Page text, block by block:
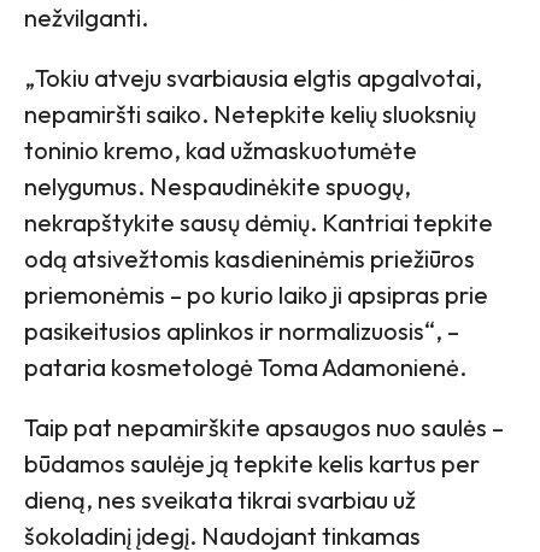
nežvilganti.
„Tokiu atveju svarbiausia elgtis apgalvotai,
nepamiršti saiko. Netepkite kelių sluoksnių
toninio kremo, kad užmaskuotumėte
nelygumus. Nespaudinėkite spuogų,
nekrapštykite sausų dėmių. Kantriai tepkite
odą atsivežtomis kasdieninėmis priežiūros
priemonėmis – po kurio laiko ji apsipras prie
pasikeitusios aplinkos ir normalizuosis“, –
pataria kosmetologė Toma Adamonienė.
Taip pat nepamirškite apsaugos nuo saulės –
būdamos saulėje ją tepkite kelis kartus per
dieną, nes sveikata tikrai svarbiau už
šokoladinį įdegį. Naudojant tinkamas